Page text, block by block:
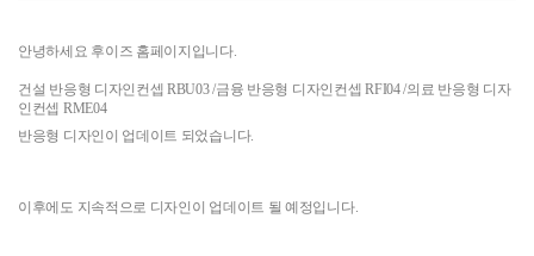
안녕하세요 후이즈 홈페이지입니다.
건설 반응형 디자인컨셉 RBU03 /금융 반응형 디자인컨셉 RFI04 /의료 반응형 디자
인컨셉 RME04
반응형 디자인이 업데이트 되었습니다.
이후에도 지속적으로 디자인이 업데이트 될 예정입니다.